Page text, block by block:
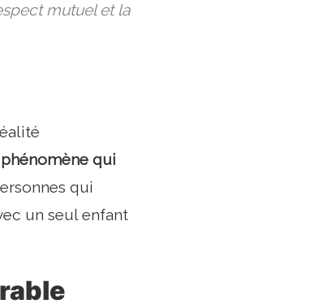
mutuel et la
qui
qui
un seul enfant